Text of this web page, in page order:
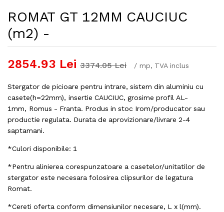
ROMAT GT 12MM CAUCIUC
(m2) -
2854.93 Lei 3374.05 Lei / mp, TVA inclus
Stergator de picioare pentru intrare, sistem din aluminiu cu
casete(h=22mm), insertie CAUCIUC, grosime profil AL-
1mm, Romus - Franta. Produs in stoc Irom/producator sau
productie regulata. Durata de aprovizionare/livrare 2-4
saptamani.
*Culori disponibile: 1
*Pentru alinierea corespunzatoare a casetelor/unitatilor de
stergator este necesara folosirea clipsurilor de legatura
Romat.
*Cereti oferta conform dimensiunilor necesare, L x l(mm).